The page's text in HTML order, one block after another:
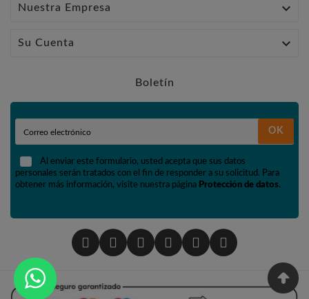
Nuestra Empresa 
Su Cuenta 
Boletín
OK
Al enviar este formulario, usted acepta que sus datos
personales serán tratados con el fin de responder a su solicitud. Para
obtener más información, visite nuestra página Protección de datos.